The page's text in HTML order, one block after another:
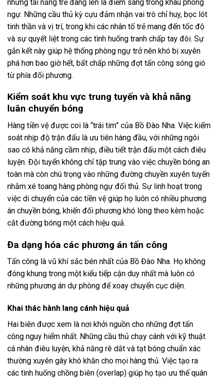
những tài năng trẻ đang lên là điểm sáng trong khâu phòng
ngự. Những cầu thủ kỳ cựu đảm nhận vai trò chỉ huy, bọc lót
tinh thần và vị trí, trong khi các nhân tố trẻ mang đến tốc độ
và sự quyết liệt trong các tình huống tranh chấp tay đôi. Sự
gắn kết này giúp hệ thống phòng ngự trở nên khó bị xuyên
phá hơn bao giờ hết, bất chấp những đợt tấn công sóng gió
từ phía đối phương.
Kiểm soát khu vực trung tuyến và khả năng
luân chuyển bóng
Hàng tiền vệ được coi là “trái tim” của Bồ Đào Nha. Việc kiểm
soát nhịp độ trận đấu là ưu tiên hàng đầu, với những ngôi
sao có khả năng cầm nhịp, điều tiết trận đấu một cách điêu
luyện. Đội tuyển không chỉ tập trung vào việc chuyền bóng an
toàn mà còn chú trọng vào những đường chuyền xuyên tuyến
nhằm xé toang hàng phòng ngự đối thủ. Sự linh hoạt trong
việc di chuyển của các tiền vệ giúp họ luôn có nhiều phương
án chuyền bóng, khiến đối phương khó lòng theo kèm hoặc
cắt đường bóng một cách hiệu quả.
Đa dạng hóa các phương án tấn công
Tấn công là vũ khí sắc bén nhất của Bồ Đào Nha. Họ không
đóng khung trong một kiểu tiếp cận duy nhất mà luôn có
những phương án dự phòng để xoay chuyển cục diện.
Khai thác hành lang cánh hiệu quả
Hai biên được xem là nơi khởi nguồn cho những đợt tấn
công nguy hiểm nhất. Những cầu thủ chạy cánh với kỹ thuật
cá nhân điêu luyện, khả năng rê dắt và tạt bóng chuẩn xác
thường xuyên gây khó khăn cho mọi hàng thủ. Việc tạo ra
các tình huống chồng biên (overlap) giúp họ tạo ưu thế quân